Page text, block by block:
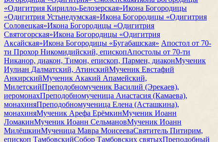
«Одигитрия Кирилло-Белозерская»Икона Богородицы
«Одигитрия Устьнедумская»Икона Богородицы «Одигитрия
Соловецкая»Икона Богородицы «Одигитрия
Святогорская»Икона Богородицы «Одигитрия
Аксайская»Икона Богородицы «Бугабашская» Апостол от 70-
ти Прохор Никомидийский, епископАпостолы от 70-ти
Никанор, диакон, Тимон, епископ, Пармен, диаконМученик
Иулиан Далматский, АтинскийМученик Евстафий
АнкирскийМученик Акакий Апамейский,
МилетскийПреподобномученик Василий (Эрекаев),
иеромонахПреподобномученица Анастасия (Камаева),
монахиняПреподобномученица Елена (Асташкина),
монахиняМученик Арефа ЕрёмкинМученик Иоанн
ЛомакинМученик Иоанн СельмановМученик Иоанн
МилёшкинМученица Мавра МоисееваСвятитель Питирим,
епископ ТамбовскийСобор Тамбовских святыхПреподобный